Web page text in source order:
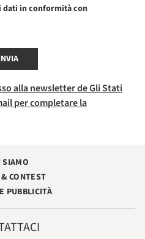
dati in conformità con
alla newsletter de Gli Stati
per completare la
SIAMO
CONTEST
PUBBLICITÀ